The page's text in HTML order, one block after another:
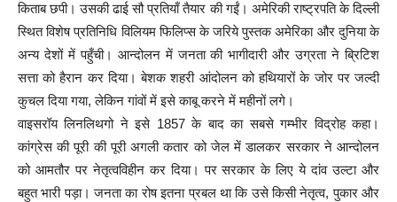
किताब छपी। उसकी ढाई सौ प्रतियाँ तैयार की गईं। अमेरिकी राष्ट्रपति के दिल्ली
स्थित विशेष प्रतिनिधि विलियम फिलिप्स के जरिये पुस्तक अमेरिका और दुनिया के
अन्य देशों में पहुँची। आन्दोलन में जनता की भागीदारी और उग्रता ने ब्रिटिश
सत्ता को हैरान कर दिया। बेशक शहरी आंदोलन को हथियारों के जोर पर जल्दी
कुचल दिया गया, लेकिन गांवों में इसे काबू करने में महीनों लगे।
वाइसरॉय लिनलिथगो ने इसे 1857 के बाद का सबसे गम्भीर विद्रोह कहा।
कांग्रेस की पूरी की पूरी अगली कतार को जेल में डालकर सरकार ने आन्दोलन
को आमतौर पर नेतृत्वविहीन कर दिया। पर सरकार के लिए ये दांव उल्टा और
बहुत भारी पड़ा। जनता का रोष इतना प्रबल था कि उसे किसी नेतृत्व, पुकार और